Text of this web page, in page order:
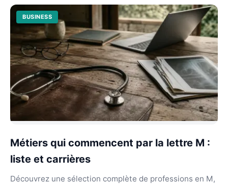
BUSINESS
Métiers qui commencent par la lettre M :
liste et carrières
Découvrez une sélection complète de professions en M,